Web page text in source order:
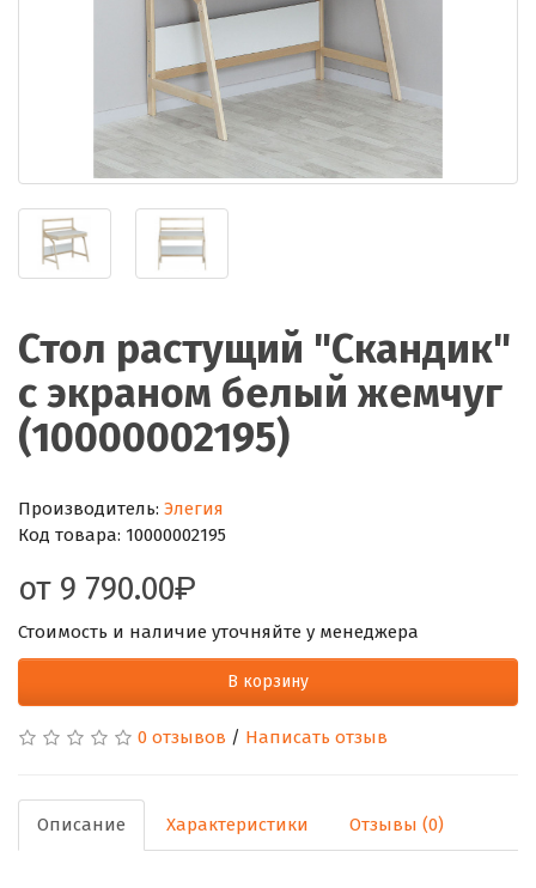
Стол растущий "Скандик"
с экраном белый жемчуг
(10000002195)
Производитель: Элегия
Код товара: 10000002195
от 9 790.00
Стоимость и наличие уточняйте у менеджера
В корзину
0 отзывов / Написать отзыв
Описание Характеристики Отзывы (0)